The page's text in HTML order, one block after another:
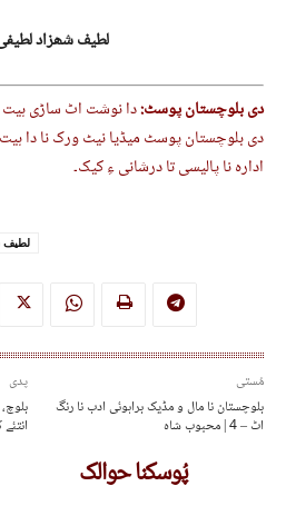
لطیف شھزاد
دی بلوچستان پوسٹ:دا نوشت اٹ ساڑی ہیت
دی بلوچستان پوسٹ میڈیا نیٹ ورک نادا
ادارہ نا پالیسی تا درشانی ءِ کیک۔
لطیف
پدی
مُستی
بلوچستان نا مال و مڈیک براہوئی ادب نا رنگ
اٹ – 4 | محبوب شاہ
پُوسکنا حوالک